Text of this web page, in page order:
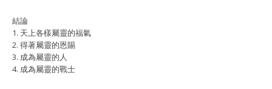
結論
1. 天上各樣屬靈的福氣
2. 得著屬靈的恩賜
3. 成為屬靈的⼈
4. 成為屬靈的戰⼠